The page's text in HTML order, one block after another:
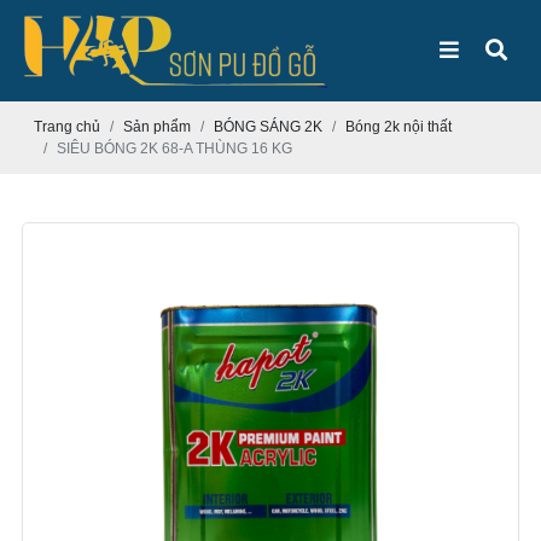
Trang chủ Sản phẩm BÓNG SÁNG 2K
Bóng 2k nội thất
SIÊU BÓNG 2K 68-A THÙNG 16 KG